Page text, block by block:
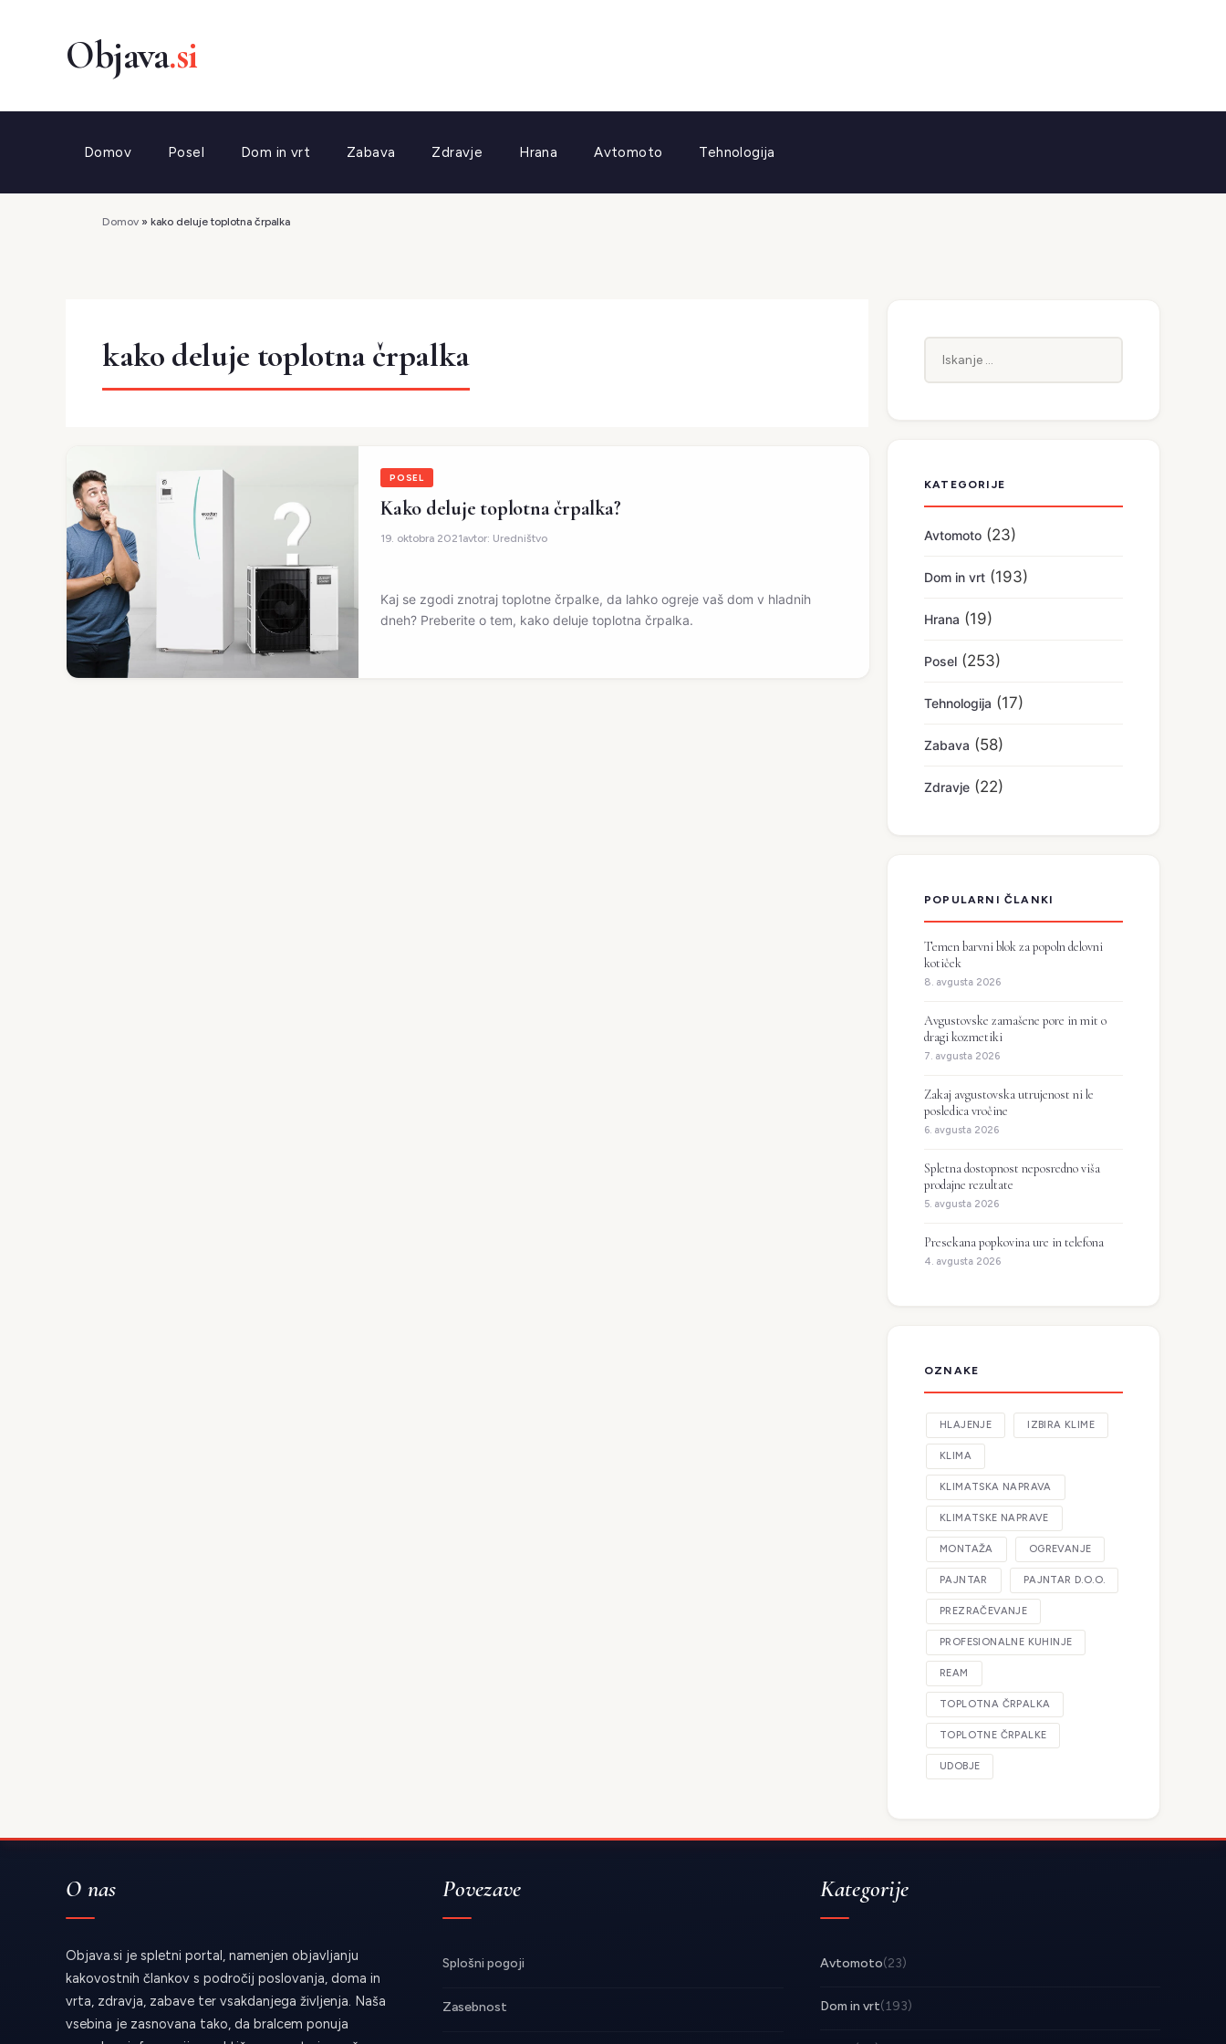
Domov Posel Dom in vrt Zabava Zdravje Hrana Avtomoto Tehnologija
Domov » kako deluje toplotna črpalka
kako deluje toplotna črpalka
POSEL
Kako deluje toplotna črpalka?
19. oktobra 2021avtor: Uredništvo
Kaj se zgodi znotraj toplotne črpalke, da lahko ogreje vaš dom v hladnih
dneh? Preberite o tem, kako deluje toplotna črpalka.
KATEGORIJE
Avtomoto (23)
Dom in vrt (193)
Hrana (19)
Posel (253)
Tehnologija (17)
Zabava (58)
Zdravje (22)
POPULARNI ČLANKI
Temen barvni blok za popoln delovni
kotiček
8. avgusta 2026
Avgustovske zamašene pore in mit o
dragi kozmetiki
7. avgusta 2026
Zakaj avgustovska utrujenost ni le
posledica vročine
6. avgusta 2026
Spletna dostopnost neposredno viša
prodajne rezultate
5. avgusta 2026
Presekana popkovina ure in telefona
4. avgusta 2026
OZNAKE
HLAJENJE IZBIRA KLIME
KLIMA
KLIMATSKA NAPRAVA
KLIMATSKE NAPRAVE
MONTAŽA OGREVANJE
PAJNTAR PAJNTAR D.O.O.
PREZRAČEVANJE
PROFESIONALNE KUHINJE
REAM
TOPLOTNA ČRPALKA
TOPLOTNE ČRPALKE
UDOBJE
O nas
Objava.si je spletni portal, namenjen objavljanju
kakovostnih člankov s področij poslovanja, doma in
vrta, zdravja, zabave ter vsakdanjega življenja. Naša
vsebina je zasnovana tako, da bralcem ponuja
Povezave
Splošni pogoji
Zasebnost
Kategorije
Avtomoto(23)
Dom in vrt(193)